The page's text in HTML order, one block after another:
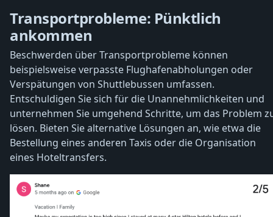
Transportprobleme: Pünktlich
ankommen
Beschwerden über Transportprobleme können
beispielsweise verpasste Flughafenabholungen oder
Verspätungen von Shuttlebussen umfassen.
Entschuldigen Sie sich für die Unannehmlichkeiten und
unternehmen Sie umgehend Schritte, um das Problem
lösen. Bieten Sie alternative Lösungen an, wie etwa die
Bestellung eines anderen Taxis oder die Organisation
eines Hoteltransfers.